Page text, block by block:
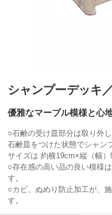
シャンプーデッキ
優雅なマーブル模様と心
○石鹸の受け皿部分は取り外
石鹸皿をつけた状態でシャン
サイズは 約横19cm×縦（幅）
○存在感の高い品の良い模様
す。
○カビ、ぬめり防止加工が、
す。